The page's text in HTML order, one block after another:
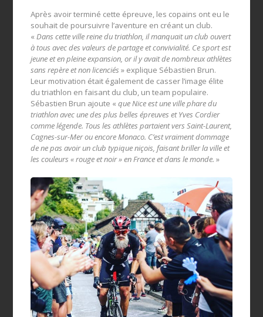
Après avoir terminé cette épreuve, les copains ont eu le
souhait de poursuivre l’aventure en créant un club.
«Dans cette ville reine du triathlon, il manquait un club ouvert
à tous avec des valeurs de partage et convivialité. Ce sport est
jeune et en pleine expansion, or il y avait de nombreux athlètes
sans repère et non licenciés » explique Sébastien Brun.
Leur motivation était également de casser l’image élite
du triathlon en faisant du club, un team populaire.
Sébastien Brun ajoute «que Nice est une ville phare du
triathlon avec une des plus belles épreuves et Yves Cordier
comme légende. Tous les athlètes partaient vers Saint-Laurent,
Cagnes-sur-Mer ou encore Monaco. C’est vraiment dommage
de ne pas avoir un club typique niçois, faisant briller la ville et
les couleurs « rouge et noir » en France et dans le monde. »